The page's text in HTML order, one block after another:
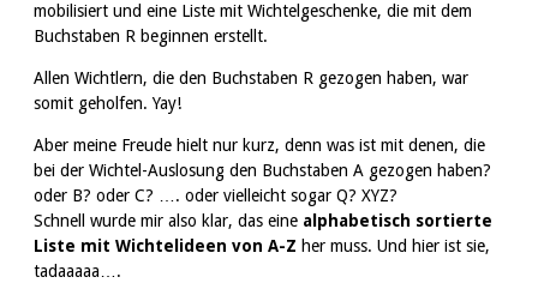
mobilisiert und eine Liste mit Wichtelgeschenke, die mit dem
Buchstaben R beginnen erstellt.
Allen Wichtlern, die den Buchstaben R gezogen haben, war
somit geholfen. Yay!
Aber meine Freude hielt nur kurz, denn was ist mit denen, die
bei der Wichtel-Auslosung den Buchstaben A gezogen haben?
oder B? oder C? …. oder vielleicht sogar Q? XYZ?
Schnell wurde mir also klar, das eine alphabetisch sortierte
Liste mit Wichtelideen von A-Z her muss. Und hier ist sie,
tadaaaaa….